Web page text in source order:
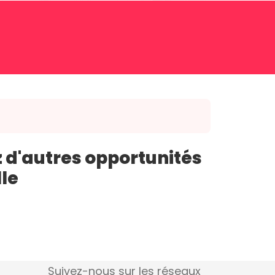
d'autres opportunités
Suivez-nous sur les réseaux